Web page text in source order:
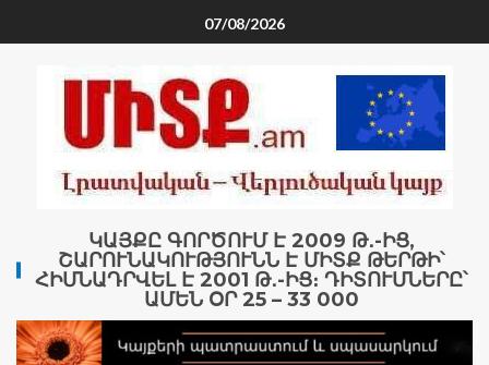
07/08/2026
ԿԱՅՔԸ ԳՈՐԾՈՒՄ Է 2009 Թ․-ԻՑ,
ՇԱՐՈՒՆԱԿՈՒԹՅՈՒՆՆ Է ՄԻՏՔ ԹԵՐԹԻ՝
ՀԻՄՆԱԴՐՎԵԼ Է 2001 Թ․-ԻՑ։ ԴԻՏՈՒՄՆԵՐԸ՝
ԱՄԵՆ ՕՐ 25 – 33 000